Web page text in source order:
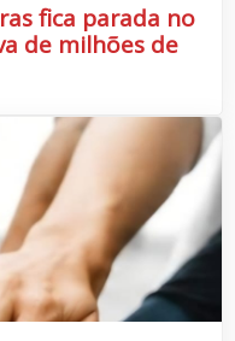
fica parada no
de milhões de